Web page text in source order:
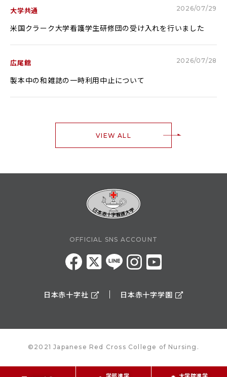
大学共通 2026/07/29
米国クラーク大学看護学生研修団の受け入れを行いました
広尾館 2026/07/28
製本中の和雑誌の一時利用中止について
VIEW ALL
OFFICIAL SNS ACCOUNT
日本赤十字社 日本赤十字学園
©2021 Japanese Red Cross College of Nursing.